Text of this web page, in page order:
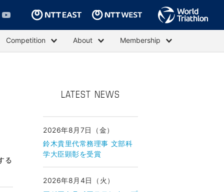
Competition About Membership
る
LATEST NEWS
2026年8月7日（金）
鈴木貴里代常務理事 文部科
学大臣顕彰を受賞
2026年8月4日（火）